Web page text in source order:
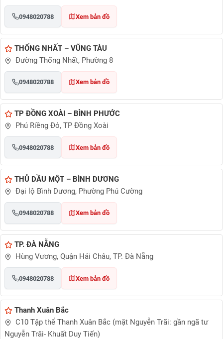
0948020788 Xem bản đồ
THỐNG NHẤT – VŨNG TÀU
Đường Thống Nhất, Phường 8
0948020788 Xem bản đồ
TP ĐỒNG XOÀI – BÌNH PHƯỚC
Phú Riềng Đỏ, TP Đồng Xoài
0948020788 Xem bản đồ
THỦ DẦU MỘT – BÌNH DƯƠNG
Đại lộ Bình Dương, Phường Phú Cường
0948020788 Xem bản đồ
TP. ĐÀ NẴNG
Hùng Vương, Quận Hải Châu, TP. Đà Nẵng
0948020788 Xem bản đồ
Thanh Xuân Bắc
C10 Tập thể Thanh Xuân Bắc (mặt Nguyễn Trãi: gần ngã tư
Nguyễn Trãi- Khuất Duy Tiến)